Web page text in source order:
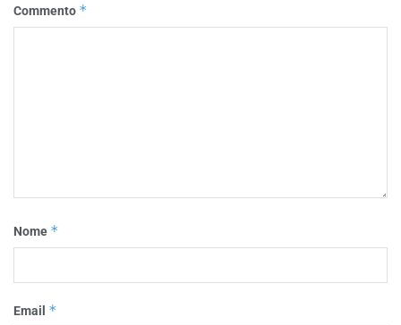
Commento *
Nome *
Email *